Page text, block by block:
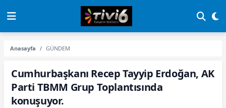
Anasayfa GÜNDEM
Cumhurbaşkanı Recep Tayyip Erdoğan, AK
Parti TBMM Grup Toplantısında
konuşuyor.